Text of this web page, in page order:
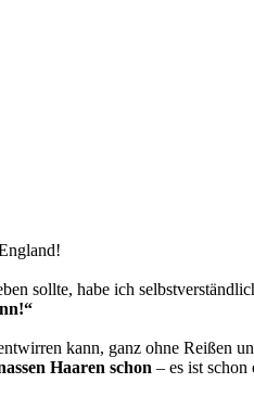
sollte, habe ich
kann, ganz ohne Reißen
Haaren schon – es ist